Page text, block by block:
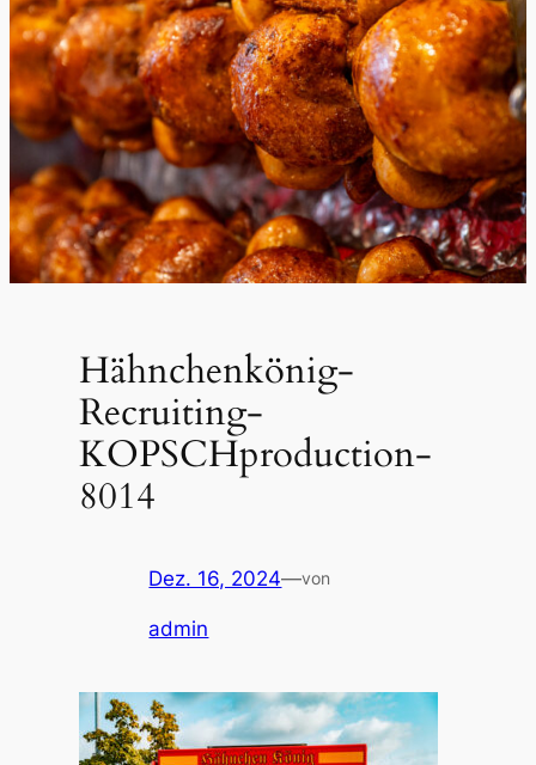
Hähnchenkönig-
Recruiting-
KOPSCHproduction-
8014
Dez. 16, 2024—von
admin